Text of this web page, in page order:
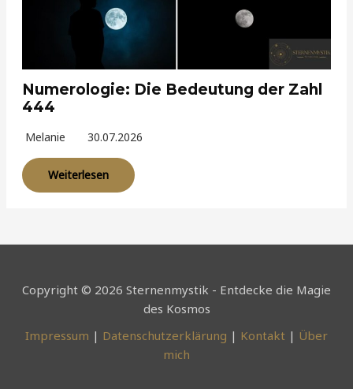
Numerologie: Die Bedeutung der Zahl
444
Melanie 30.07.2026
Weiterlesen
Copyright © 2026 Sternenmystik - Entdecke die Magie
des Kosmos
Impressum | Datenschutzerklärung | Kontakt | Über
mich